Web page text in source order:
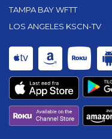
TAMPA BAY WFTT
LOS ANGELES KSCN-TV